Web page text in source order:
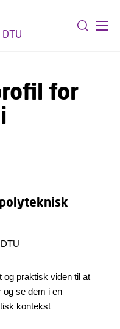
for
og praktisk viden til at
og se dem i en
kontekst